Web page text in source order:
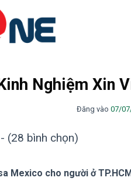
Nghiệm Xin
Đăng vào 07/
(28 bình chọn)
Mexico cho người ở